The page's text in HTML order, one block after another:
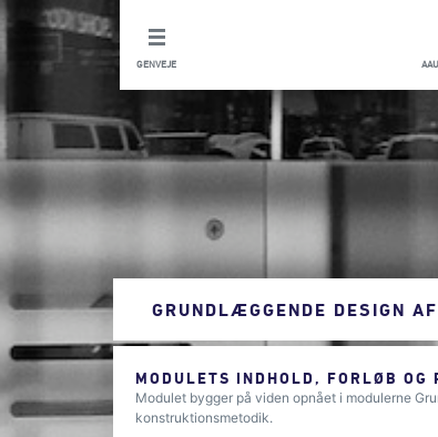
GENVEJE
GRUNDLÆGGENDE DESIGN
MODULETS INDHOLD, FORLØB OG
Modulet bygger på viden opnået i modulerne
konstruktionsmetodik.